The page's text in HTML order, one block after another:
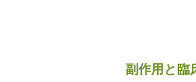
副作用と臨